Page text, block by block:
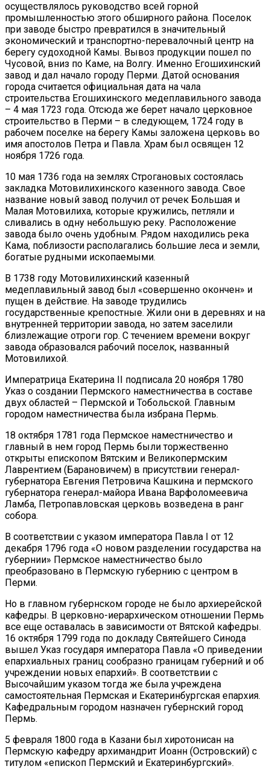
осуществлялось руководство всей горной
промышленностью этого обширного района. Поселок
при заводе быстро превратился в значительный
экономический и транспортно-перевалочный центр на
берегу судоходной Камы. Вывоз продукции пошел по
Чусовой, вниз по Каме, на Волгу. Именно Егошихинский
завод и дал начало городу Перми. Датой основания
города считается официальная дата на чала
строительства Егошихинского медеплавильного завода
– 4 мая 1723 года. Отсюда же берет начало церковное
строительство в Перми – в следующем, 1724 году в
рабочем поселке на берегу Камы заложена церковь во
имя апостолов Петра и Павла. Храм был освящен 12
ноября 1726 года.
10 мая 1736 года на землях Строгановых состоялась
закладка Мотовилихинского казенного завода. Свое
название новый завод получил от речек Большая и
Малая Мотовилиха, которые кружились, петляли и
сливались в одну небольшую реку. Расположение
завода было очень удобным. Рядом находились река
Кама, поблизости располагались большие леса и земли,
богатые рудными ископаемыми.
В 1738 году Мотовилихинский казенный
медеплавильный завод был «совершенно окончен» и
пущен в действие. На заводе трудились
государственные крепостные. Жили они в деревнях и на
внутренней территории завода, но затем заселили
близлежащие отроги гор. С течением времени вокруг
завода образовался рабочий поселок, названный
Мотовилихой.
Императрица Екатерина II подписала 20 ноября 1780
Указ о создании Пермского наместничества в составе
двух областей – Пермской и Тобольской. Главным
городом наместничества была избрана Пермь.
18 октября 1781 года Пермское наместничество и
главный в нем город Пермь были торжественно
открыты епископом Вятским и Великопермским
Лаврентием (Барановичем) в присутствии генерал-
губернатора Евгения Петровича Кашкина и пермского
губернатора генерал-майора Ивана Варфоломеевича
Ламба, Петропавловская церковь возведена в ранг
собора.
В соответствии с указом императора Павла I от 12
декабря 1796 года «О новом разделении государства на
губернии» Пермское наместничество было
преобразовано в Пермскую губернию с центром в
Перми.
Но в главном губернском городе не было архиерейской
кафедры. В церковно-иерархическом отношении Пермь
все еще оставалась в зависимости от Вятской кафедры.
16 октября 1799 года по докладу Святейшего Синода
вышел Указ государя императора Павла «О приведении
епархиальных границ сообразно границам губерний и об
учреждении новых епархий». В соответствии с
Высочайшим указом тогда же была учреждена
самостоятельная Пермская и Екатеринбургская епархия.
Кафедральным городом назначен губернский город
Пермь.
5 февраля 1800 года в Казани был хиротонисан на
Пермскую кафедру архимандрит Иоанн (Островский) с
титулом «епископ Пермский и Екатеринбургский».